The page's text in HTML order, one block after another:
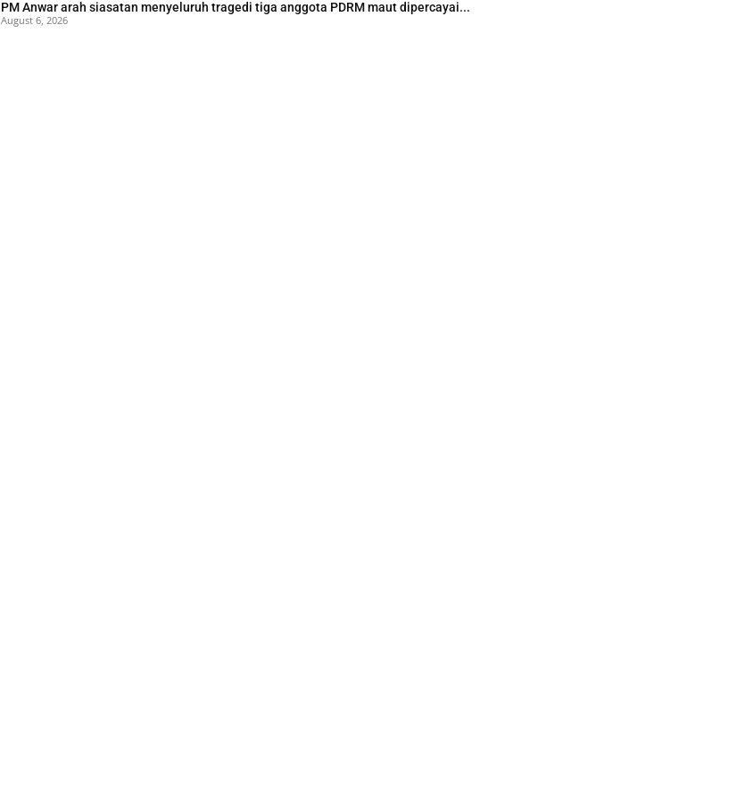
PM Anwar arah siasatan menyeluruh tragedi tiga anggota PDRM maut dipercayai...
August 6, 2026